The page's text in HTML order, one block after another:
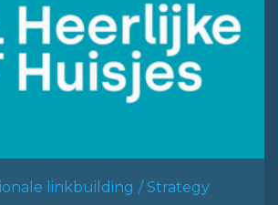
linkbuilding Strategy